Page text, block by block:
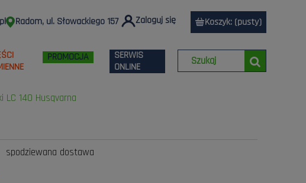
Radom, ul. Słowackiego 157 Zaloguj się Koszyk: (pusty)
PROMOCJA
SERWIS
ONLINE
LC 140 Husqvarna
spodziewana dostawa